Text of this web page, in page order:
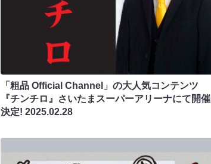
「粗品 Official Channel」の大人気コンテンツ
『チンチロ』さいたまスーパーアリーナにて開催
決定!2025.02.28